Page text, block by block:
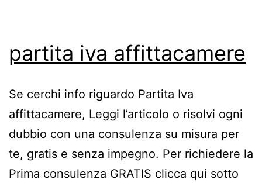
partita iva affittacamere
Se cerchi info riguardo Partita Iva
affittacamere, Leggi l’articolo o risolvi ogni
dubbio con una consulenza su misura per
te, gratis e senza impegno. Per richiedere la
Prima consulenza GRATIS clicca qui sotto